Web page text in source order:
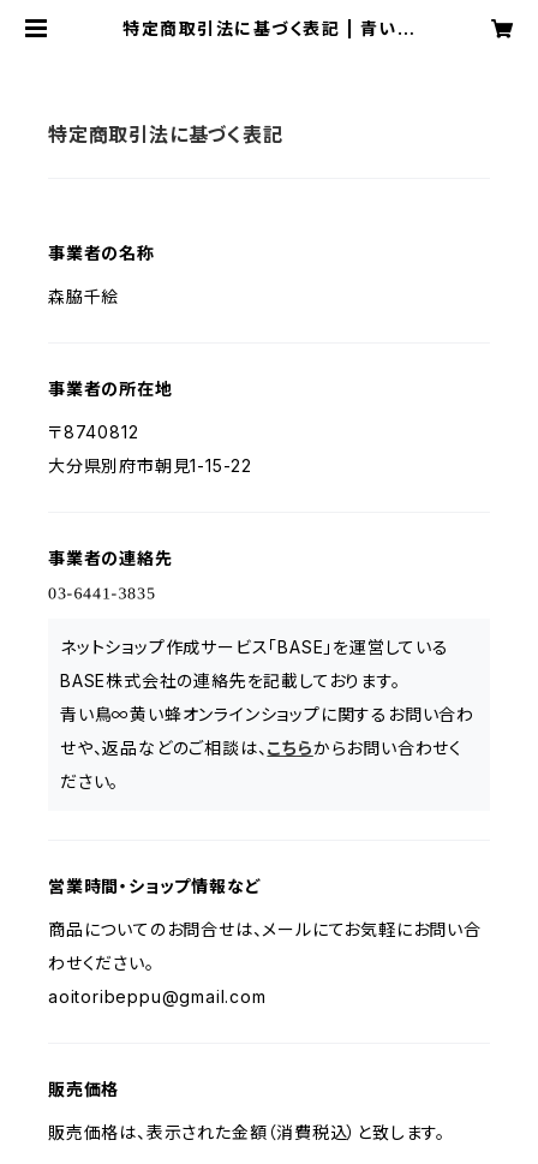
特定商取引法に基づく表記 | 青い鳥
特定商取引法に基づく表記
事業者の名称
森脇千絵
事業者の所在地
〒8740812
大分県別府市朝見1-15-22
事業者の連絡先
ネットショップ作成サービス「BASE」を運営している
BASE株式会社の連絡先を記載しております。
青い鳥∞黄い蜂オンラインショップに関するお問い合わ
せや、返品などのご相談は、 こちらからお問い合わせく
ださい。
営業時間・ショップ情報など
商品についてのお問合せは、メールにてお気軽にお問い合
わせください。
aoitoribeppu@gmail.com
販売価格
販売価格は、表示された金額（消費税込）と致します。